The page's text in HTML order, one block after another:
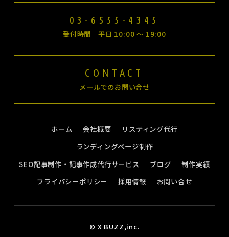
03-6555-4345
受付時間 平日 10:00 〜 19:00
CONTACT
メールでのお問い合せ
ホーム 会社概要
リスティング代行
ランディングページ制作
SEO記事制作・記事作成代行サービス
ブログ
制作実績
プライバシーポリシー
採用情報 お問い合せ
© X BUZZ,inc.